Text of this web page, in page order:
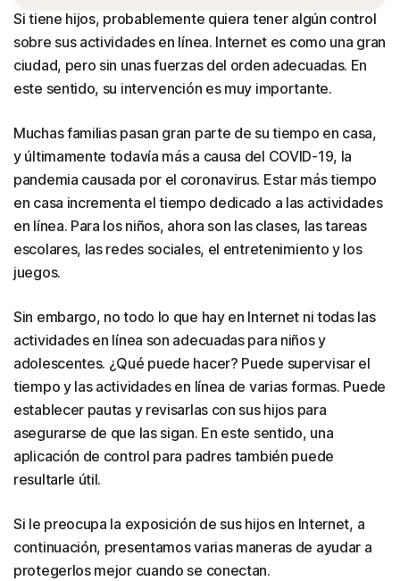
Si tiene hijos, probablemente quiera tener algún control
sobre sus actividades en línea. Internet es como una gran
ciudad, pero sin unas fuerzas del orden adecuadas. En
este sentido, su intervención es muy importante.
Muchas familias pasan gran parte de su tiempo en casa,
y últimamente todavía más a causa del COVID-19, la
pandemia causada por el coronavirus. Estar más tiempo
en casa incrementa el tiempo dedicado a las actividades
en línea. Para los niños, ahora son las clases, las tareas
escolares, las redes sociales, el entretenimiento y los
juegos.
Sin embargo, no todo lo que hay en Internet ni todas las
actividades en línea son adecuadas para niños y
adolescentes. ¿Qué puede hacer? Puede supervisar el
tiempo y las actividades en línea de varias formas. Puede
establecer pautas y revisarlas con sus hijos para
asegurarse de que las sigan. En este sentido, una
aplicación de control para padres también puede
resultarle útil.
Si le preocupa la exposición de sus hijos en Internet, a
continuación, presentamos varias maneras de ayudar a
protegerlos mejor cuando se conectan.